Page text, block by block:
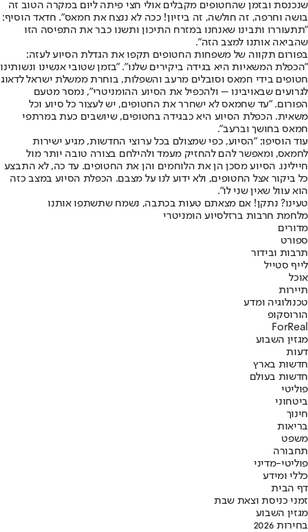
שנכנסת ובזמן שהחטופים מקבלים אולי חצי פיתה ליום במקרה הטוב זה
בושה וחרפה, זה חולשה, זה ביזיון! ככה לא ננצח את חמאס". חדאד הוסיף:
״תתעוררו ותבינו שאנחנו במזרח התיכון ותשנו כבר את התפיסה הזו
שהביאה אותנו למצב הזה״.
בפורום תקווה של משפחות החטופים תקפו את הגדלת הסיוע לעזה:
"הכפלת המשאיות היא בגידה ביקירים שלנו". ״בזמן שטובי אנשינו ונשותינו
חטופים בידי חמאס וסובלים מרעב והשפלות, בוחרת ממשלת ישראל לדאוג
לגרועים שבאויבינו – ולהכפיל את הסיוע ההומניטרי", נמסר מטעם
הפורום. "עד שחמאס לא ישחרר את החטופים, יש לעצור כל סיוע וכל
משאית. הכפלת הסיוע היא כבגידה בחטופים, שיושבים כעת במרתפי
חמאס בחושך וברעב".
עוד הוסיפו: "הסיוע, כפי שמצולם בכל ערוצי החדשות, מגיע ישירות
לחמאס, ומאפשר להם להחזיק מעמד ולהילחם בצורה טובה יותר מול
חיילינו. הסיוע מסכן הן את הלוחמים והן את החטופים. עד כה, לא התבצע
כל ביקור אצל החטופים, ולא ידוע לנו על מצבם. הכפלת הסיוע במצב כזה
הוא עוול שאין שני לו".
טעינו? נתקן! אם מצאתם טעות בכתבה, נשמח שתשתפו אותנו
מלחמת חרבות ברזלסיוע הומניטרי
מדורים
ספורט
תרבות ובידור
לייף סטייל
אוכל
תיירות
טכנולוגיה ומדע
הורוסקופ
ForReal
מגזין השבוע
דעות
חדשות בארץ
חדשות בעולם
פוליטי
ביטחוני
חינוך
בריאות
משפט
תחבורה
פוליטי-מדיני
כללי ומידע
דף הבית
זמני כניסת וצאת שבת
מגזין השבוע
בחירות 2026